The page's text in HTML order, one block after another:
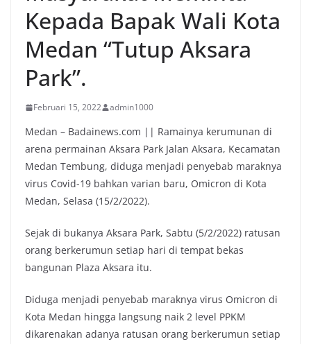
Kepada Bapak Wali Kota
Medan “Tutup Aksara
Park”.
Februari 15, 2022 admin1000
Medan – Badainews.com || Ramainya kerumunan di
arena permainan Aksara Park Jalan Aksara, Kecamatan
Medan Tembung, diduga menjadi penyebab maraknya
virus Covid-19 bahkan varian baru, Omicron di Kota
Medan, Selasa (15/2/2022).
Sejak di bukanya Aksara Park, Sabtu (5/2/2022) ratusan
orang berkerumun setiap hari di tempat bekas
bangunan Plaza Aksara itu.
Diduga menjadi penyebab maraknya virus Omicron di
Kota Medan hingga langsung naik 2 level PPKM
dikarenakan adanya ratusan orang berkerumun setiap